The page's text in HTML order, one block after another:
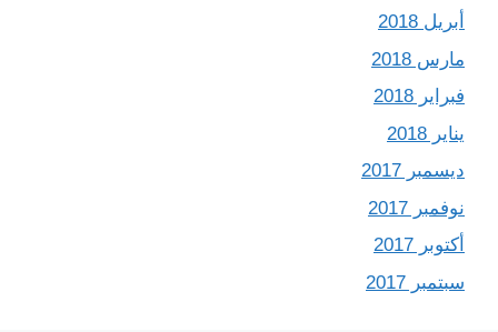
أبريل 2018
مارس 2018
فبراير 2018
يناير 2018
ديسمبر 2017
نوفمبر 2017
أكتوبر 2017
سبتمبر 2017